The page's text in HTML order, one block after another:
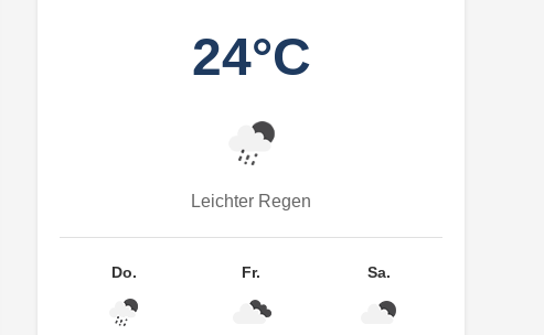
24°C
Leichter Regen
Do. Fr. Sa.